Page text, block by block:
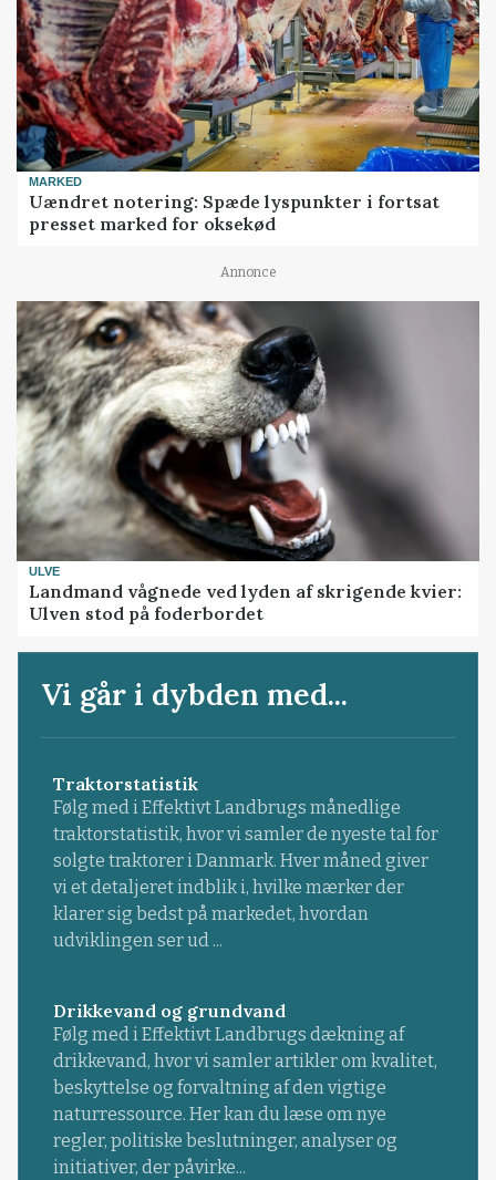
MARKED
Uændret notering: Spæde lyspunkter i fortsat
presset marked for oksekød
Annonce
ULVE
Landmand vågnede ved lyden af skrigende kvier:
Ulven stod på foderbordet
Vi går i dybden med...
Traktorstatistik
Følg med i Effektivt Landbrugs månedlige
traktorstatistik, hvor vi samler de nyeste tal for
solgte traktorer i Danmark. Hver måned giver
vi et detaljeret indblik i, hvilke mærker der
klarer sig bedst på markedet, hvordan
udviklingen ser ud ...
Drikkevand og grundvand
Følg med i Effektivt Landbrugs dækning af
drikkevand, hvor vi samler artikler om kvalitet,
beskyttelse og forvaltning af den vigtige
naturressource. Her kan du læse om nye
regler, politiske beslutninger, analyser og
initiativer, der påvirke...